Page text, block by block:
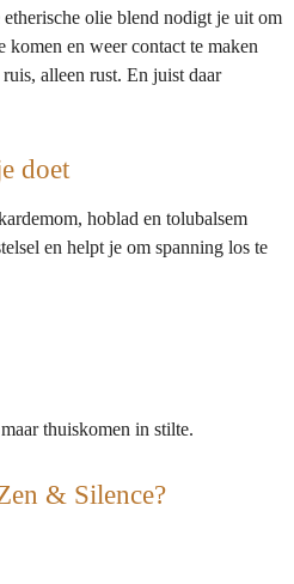
olie blend nodigt je uit om
en weer contact te maken
alleen rust. En juist daar
doet
hoblad en tolubalsem
en helpt je om spanning los te
thuiskomen in stilte.
& Silence?